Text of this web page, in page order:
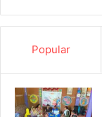
Popular